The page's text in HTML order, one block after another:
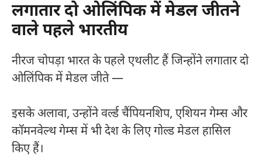
लगातार दो ओलिंपिक में मेडल जीतने
वाले पहले भारतीय
नीरज चोपड़ा भारत के पहले एथलीट हैं जिन्होंने लगातार दो
ओलिंपिक में मेडल जीते —
इसके अलावा, उन्होंने वर्ल्ड चैंपियनशिप, एशियन गेम्स और
कॉमनवेल्थ गेम्स में भी देश के लिए गोल्ड मेडल हासिल
किए हैं।